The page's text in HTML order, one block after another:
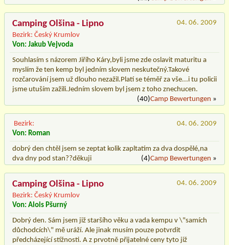
Camping Olšina - Lipno
Bezirk: Český Krumlov
04. 06. 2009
Von: Jakub Vejvoda
Souhlasím s názorem Jiřího Káry,byli jsme zde oslavit maturitu a
myslím že ten kemp byl jedním slovem neskutečný.Takové
rozčarování jsem už dlouho nezažil.Platí se téměř za vše...i tu policii
jsme utuším zažili.Jedním slovem byl jsem z toho znechucen.
(40)Camp Bewertungen »
Bezirk:
04. 06. 2009
Von: Roman
dobrý den chtěl jsem se zeptat kolik zapltatím za dva dospělé,na
dva dny pod stan??děkuji
(4)Camp Bewertungen »
Camping Olšina - Lipno
Bezirk: Český Krumlov
04. 06. 2009
Von: Alois Pšurný
Dobrý den. Sám jsem již staršího věku a vada kempu v \"samích
důchodcích\" mě uráží. Ale jinak musím pouze potvrdit
předcházející stížnosti. A z prvotně přijatelné ceny tyto již